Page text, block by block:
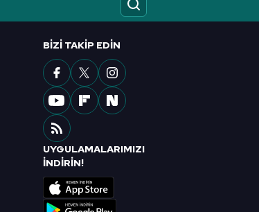
ilgili
BIZI TAKIP EDIN
UYGULAMALARIMIZI
İNDİRİN!